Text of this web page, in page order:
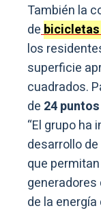
También la
de
los
superficie
cuadrados.
de 24
“El grupo ha
desarrollo
que
generadores
de la